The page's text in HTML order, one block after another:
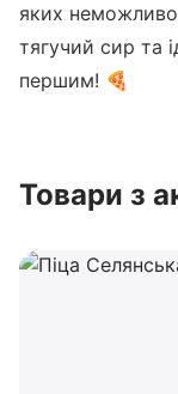
яких неможливо
тягучий сир та
першим! 🍕
Товари з